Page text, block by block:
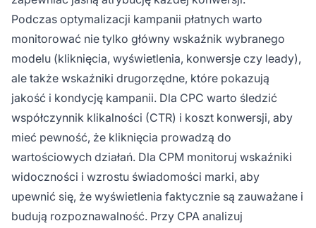
Podczas optymalizacji kampanii płatnych warto
monitorować nie tylko główny wskaźnik wybranego
modelu (kliknięcia, wyświetlenia, konwersje czy leady),
ale także wskaźniki drugorzędne, które pokazują
jakość i kondycję kampanii. Dla CPC warto śledzić
współczynnik klikalności (CTR) i koszt konwersji, aby
mieć pewność, że kliknięcia prowadzą do
wartościowych działań. Dla CPM monitoruj wskaźniki
widoczności i wzrostu świadomości marki, aby
upewnić się, że wyświetlenia faktycznie są zauważane i
budują rozpoznawalność. Przy CPA analizuj